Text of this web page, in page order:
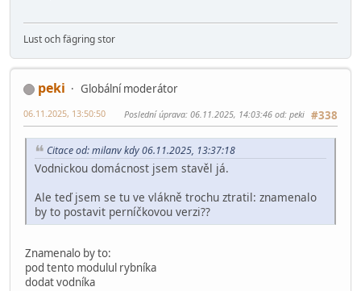
Lust och fägring stor
peki
Globální moderátor
#338
06.11.2025, 13:50:50 Poslední úprava: 06.11.2025, 14:03:46 od: peki
Citace od: milanv kdy 06.11.2025, 13:37:18
Vodnickou domácnost jsem stavěl já.
Ale teď jsem se tu ve vlákně trochu ztratil: znamenalo
by to postavit perníčkovou verzi??
Znamenalo by to:
pod tento modulul rybníka
dodat vodníka